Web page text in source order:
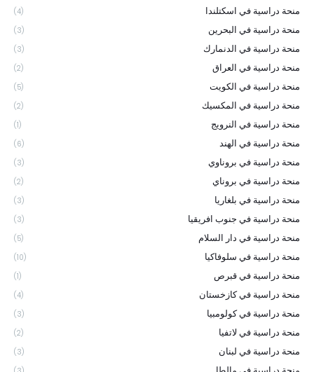
منحة دراسية في اسكتلندا (4)
منحة دراسية في البحرين (3)
منحة دراسية في الدنمارك (3)
منحة دراسية في العراق (2)
منحة دراسية في الكويت (5)
منحة دراسية في المكسيك (2)
منحة دراسية في النرويج (1)
منحة دراسية في الهند (6)
منحة دراسية في بروناوي (3)
منحة دراسية في بروناي (2)
منحة دراسية في بلغاريا (3)
منحة دراسية في جنوب افريقيا (3)
منحة دراسية في دار السلام (5)
منحة دراسية في سلوفاكيا (10)
منحة دراسية في قبرص (1)
منحة دراسية في كازخستان (4)
منحة دراسية في كولومبيا (3)
منحة دراسية في لاتفيا (2)
منحة دراسية في لبنان (3)